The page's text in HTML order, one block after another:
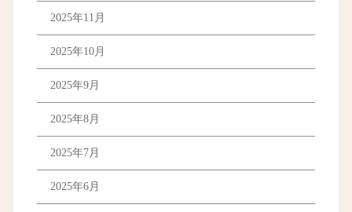
2025年11月
2025年10月
2025年9月
2025年8月
2025年7月
2025年6月